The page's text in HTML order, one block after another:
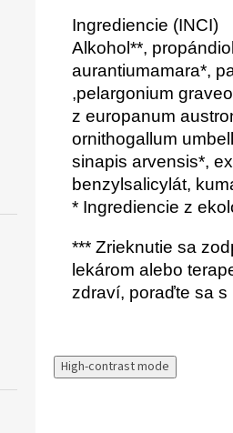
Ingrediencie (INCI)
Alkohol**,
aurantiumamara*,
,pelargonium
z europanum
ornithogallum
sinapis arvensis*,
benzylsalicylát,
* Ingrediencie z
*** Zrieknutie sa
lekárom alebo
zdraví, poraďte sa s
High-contrast mode